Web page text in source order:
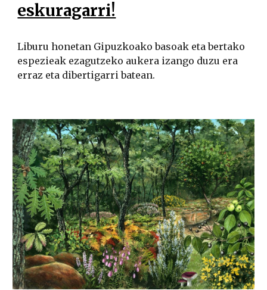
eskuragarri!
Liburu honetan Gipuzkoako basoak eta bertako
espezieak ezagutzeko aukera izango duzu era
erraz eta dibertigarri batean.